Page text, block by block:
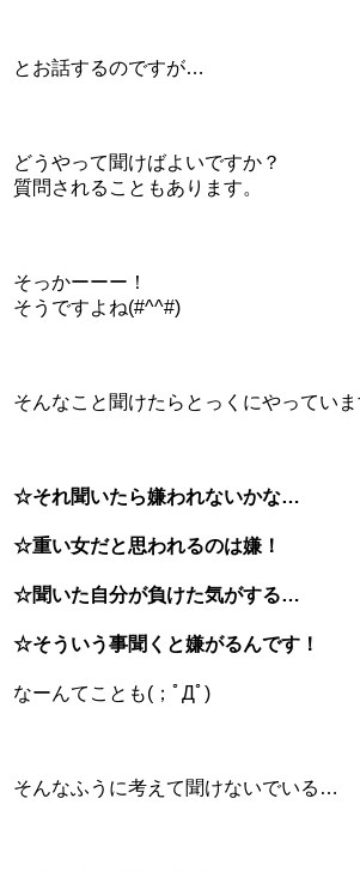
とお話するのですが…
どうやって聞けばよいですか？
質問されることもあります。
そっかーーー！
そうですよね(#^^#)
そんなこと聞けたらとっくにやってい
☆それ聞いたら嫌われないかな…
☆重い女だと思われるのは嫌！
☆聞いた自分が負けた気がする…
☆そういう事聞くと嫌がるんです！
なーんてことも(；ﾟДﾟ)
そんなふうに考えて聞けないでいる…